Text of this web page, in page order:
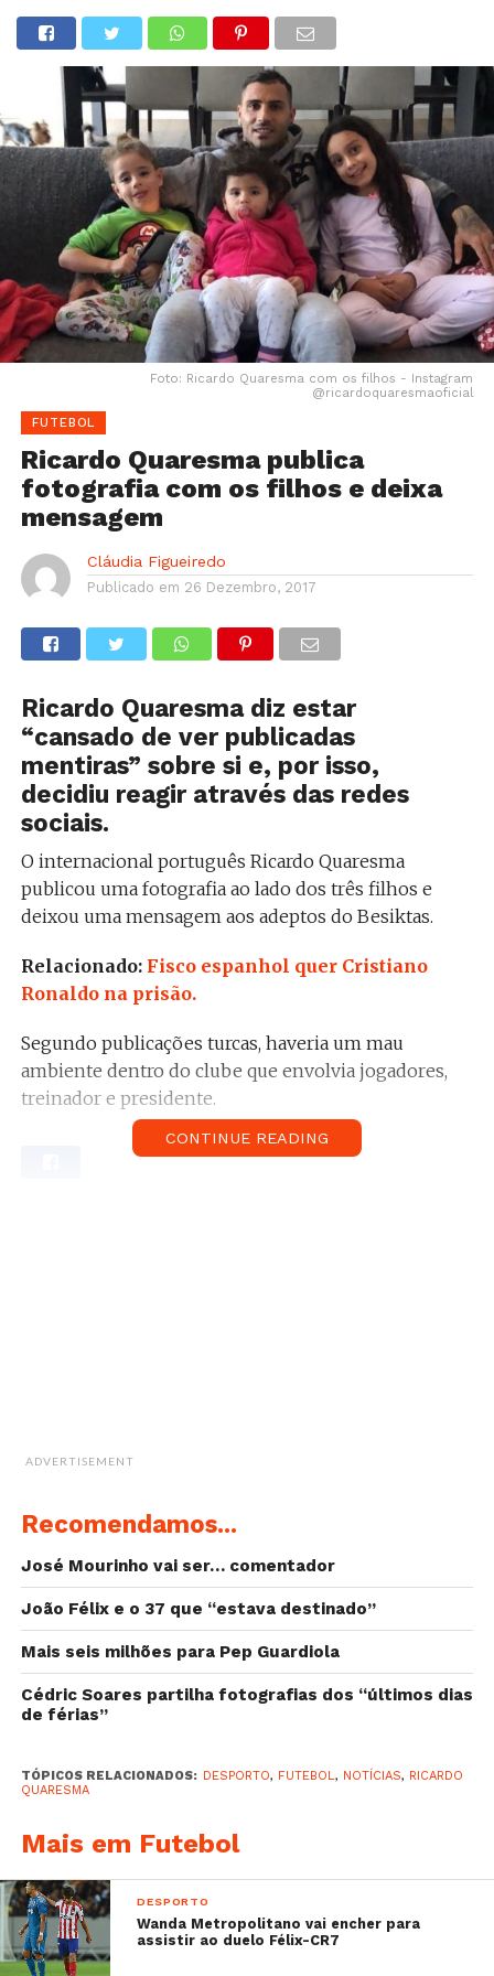
Foto: Ricardo Quaresma com os filhos - Instagram
@ricardoquaresmaoficial
FUTEBOL
Ricardo Quaresma publica
fotografia com os filhos e deixa
mensagem
Cláudia Figueiredo
Publicado em 26 Dezembro, 2017
Ricardo Quaresma diz estar
“cansado de ver publicadas
mentiras” sobre si e, por isso,
decidiu reagir através das redes
sociais.
O internacional português Ricardo Quaresma
publicou uma fotografia ao lado dos três filhos e
deixou uma mensagem aos adeptos do Besiktas.
Relacionado: Fisco espanhol quer Cristiano
Ronaldo na prisão.
Segundo publicações turcas, haveria um mau
ambiente dentro do clube que envolvia jogadores,
treinador e presidente.
Quaresma fez questão de ressalvar que “está tudo
mentiras sobre mim e o clube. Comigo e com os
que vierem para engrandecer o clube são bem
vindos. Não inventem, estamos aqui para dar
CONTINUE READING
ADVERTISEMENT
Recomendamos...
José Mourinho vai ser… comentador
João Félix e o 37 que “estava destinado”
Mais seis milhões para Pep Guardiola
Cédric Soares partilha fotografias dos “últimos dias
de férias”
TÓPICOS RELACIONADOS: DESPORTO, FUTEBOL, NOTÍCIAS, RICARDO
QUARESMA
Mais em Futebol
DESPORTO
Wanda Metropolitano vai encher para
assistir ao duelo Félix-CR7